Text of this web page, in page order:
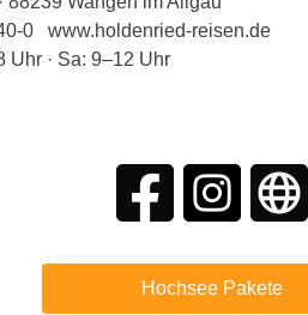
0 www.holdenried-reisen.de
Uhr · Sa: 9–12 Uhr
Hochsee Pakete